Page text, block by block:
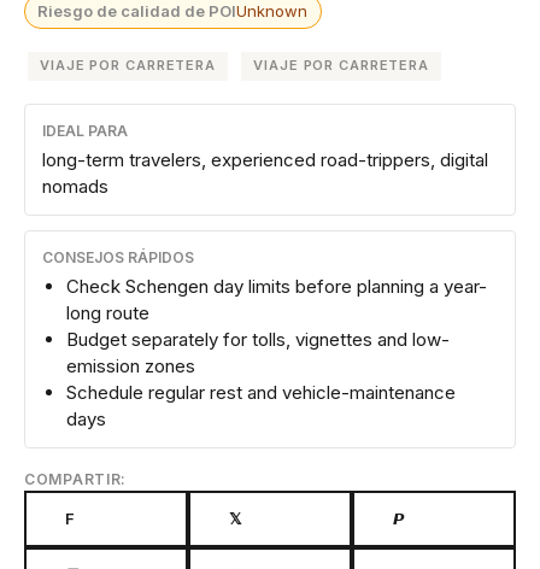
Riesgo de calidad de POIUnknown
VIAJE POR CARRETERA VIAJE POR CARRETERA
IDEAL PARA
long-term travelers, experienced road-trippers, digital
nomads
CONSEJOS RÁPIDOS
Check Schengen day limits before planning a year-
long route
Budget separately for tolls, vignettes and low-
emission zones
Schedule regular rest and vehicle-maintenance
days
COMPARTIR:
F 𝕏 𝙋